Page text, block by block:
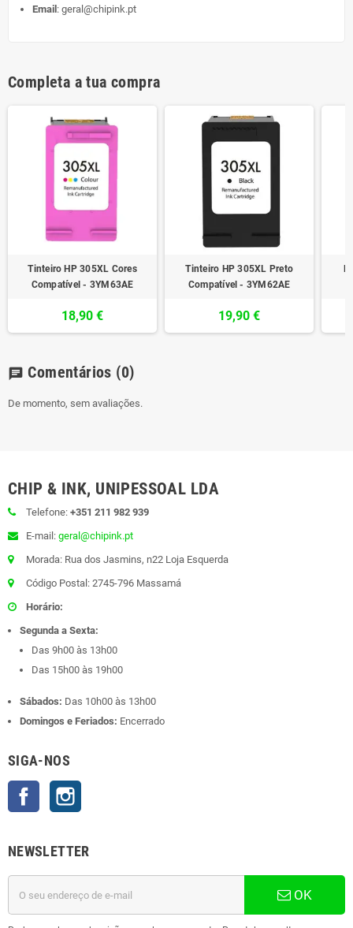
Email : geral@chipink.pt
Completa a tua compra
Tinteiro HP 305XL Cores
Compatível - 3YM63AE
18,90 €
Tinteiro HP 305XL Preto
Compatível - 3YM62AE
19,90 €
chat Comentários (0)
De momento, sem avaliações.
CHIP & INK, UNIPESSOAL LDA
Telefone: +351 211 982 939
E-mail: geral@chipink.pt
Morada: Rua dos Jasmins, n22 Loja Esquerda
Código Postal: 2745-796 Massamá
Horário:
Segunda a Sexta:
Das 9h00 às 13h00
Das 15h00 às 19h00
Sábados: Das 10h00 às 13h00
Domingos e Feriados: Encerrado
SIGA-NOS
Facebook
NEWSLETTER
OK